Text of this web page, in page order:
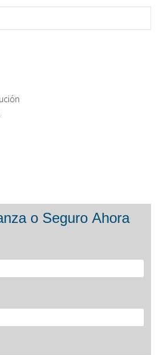
o Seguro Ahora